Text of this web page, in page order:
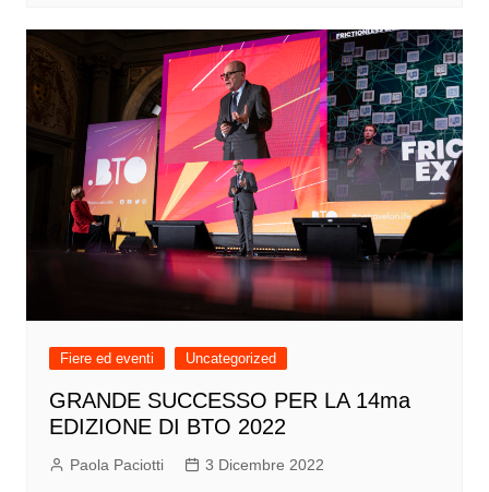
Fiere ed eventi Uncategorized
GRANDE SUCCESSO PER LA 14ma
EDIZIONE DI BTO 2022
Paola Paciotti 3 Dicembre 2022